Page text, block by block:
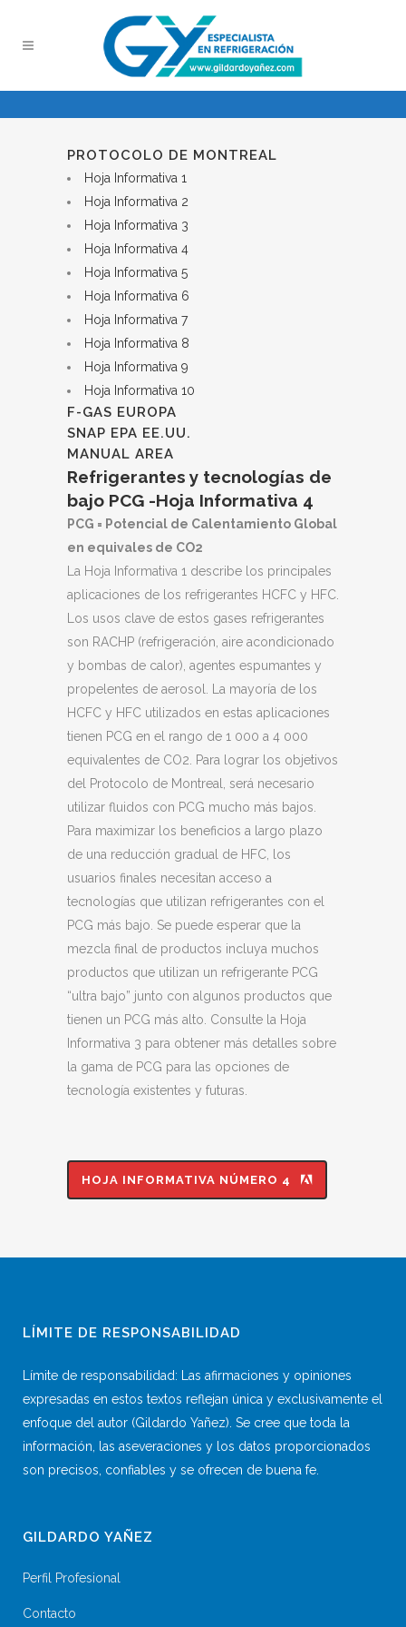
PROTOCOLO DE MONTREAL
Hoja Informativa 1
Hoja Informativa 2
Hoja Informativa 3
Hoja Informativa 4
Hoja Informativa 5
Hoja Informativa 6
Hoja Informativa 7
Hoja Informativa 8
Hoja Informativa 9
Hoja Informativa 10
F-GAS EUROPA
SNAP EPA EE.UU.
MANUAL AREA
Refrigerantes y tecnologías de
bajo PCG -Hoja Informativa 4
PCG = Potencial de Calentamiento Global
en equivales de CO2
La Hoja Informativa 1 describe los principales
aplicaciones de los refrigerantes HCFC y HFC.
Los usos clave de estos gases refrigerantes
son RACHP (refrigeración, aire acondicionado
y bombas de calor), agentes espumantes y
propelentes de aerosol. La mayoría de los
HCFC y HFC utilizados en estas aplicaciones
tienen PCG en el rango de 1 000 a 4 000
equivalentes de CO2. Para lograr los objetivos
del Protocolo de Montreal, será necesario
utilizar fluidos con PCG mucho más bajos.
Para maximizar los beneficios a largo plazo
de una reducción gradual de HFC, los
usuarios finales necesitan acceso a
tecnologías que utilizan refrigerantes con el
PCG más bajo. Se puede esperar que la
mezcla final de productos incluya muchos
productos que utilizan un refrigerante PCG
“ultra bajo” junto con algunos productos que
tienen un PCG más alto. Consulte la Hoja
Informativa 3 para obtener más detalles sobre
la gama de PCG para las opciones de
tecnología existentes y futuras.
HOJA INFORMATIVA NÚMERO 4
LÍMITE DE RESPONSABILIDAD
Límite de responsabilidad: Las afirmaciones y opiniones
expresadas en estos textos reflejan única y exclusivamente el
enfoque del autor (Gildardo Yañez). Se cree que toda la
información, las aseveraciones y los datos proporcionados
son precisos, confiables y se ofrecen de buena fe.
GILDARDO YAÑEZ
Perfil Profesional
Contacto